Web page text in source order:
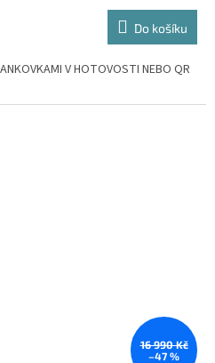
M
A
Do košíku
V HOTOVOSTI NEBO QR
16 990 Kč
–47 %